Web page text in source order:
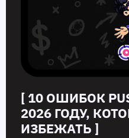
[ 10 ОШИБОК
2026 ГОДУ,
ИЗБЕЖАТЬ ]